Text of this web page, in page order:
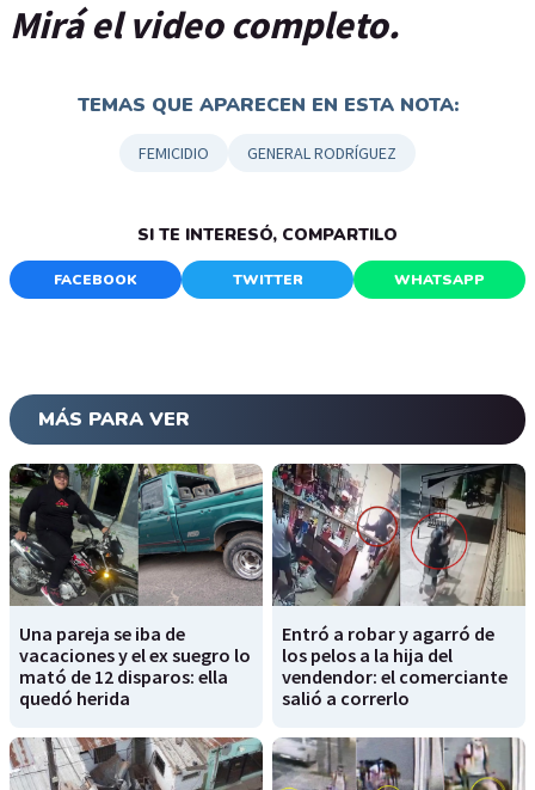
Mirá el video completo.
TEMAS QUE APARECEN EN ESTA NOTA:
FEMICIDIO GENERAL RODRÍGUEZ
SI TE INTERESÓ, COMPARTILO
FACEBOOK TWITTER WHATSAPP
MÁS PARA VER
Una pareja se iba de
vacaciones y el ex suegro lo
mató de 12 disparos: ella
quedó herida
Entró a robar y agarró de
los pelos a la hija del
vendendor: el comerciante
salió a correrlo